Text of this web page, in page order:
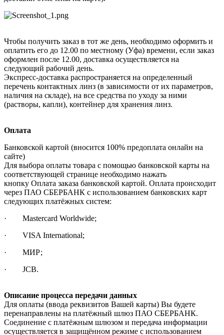
Чтобы получить заказ в тот же день, необходимо оформить и
оплатить его до 12.00 по местному (Уфа) времени, если заказ
оформлен после 12.00, доставка осуществляется на
следующий рабочий день.
Экспресс-доставка распространяется на определенный
перечень контактных линз (в зависимости от их параметров,
наличия на складе), на все средства по уходу за ними
(растворы, капли), контейнер для хранения линз.
Оплата
Банковской картой (вносится 100% предоплата онлайн на
сайте)
Для выбора оплаты товара с помощью банковской карты на
соответствующей странице необходимо нажать
кнопку Оплата заказа банковской картой. Оплата происходит
через ПАО СБЕРБАНК с использованием банковских карт
следующих платёжных систем:
· Mastercard Worldwide;
· VISA International;
· МИР;
· JCB.
Описание процесса передачи данных
Для оплаты (ввода реквизитов Вашей карты) Вы будете
перенаправлены на платёжный шлюз ПАО СБЕРБАНК.
Соединение с платёжным шлюзом и передача информации
осуществляется в защищённом режиме с использованием